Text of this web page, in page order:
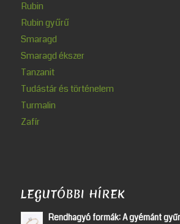
Rubin
Rubin gyűrű
Smaragd
Smaragd ékszer
Tanzanit
Tudástár és történelem
Turmalin
Zafír
LEGUTÓBBI HÍREK
Rendhagyó formák: A gyémánt